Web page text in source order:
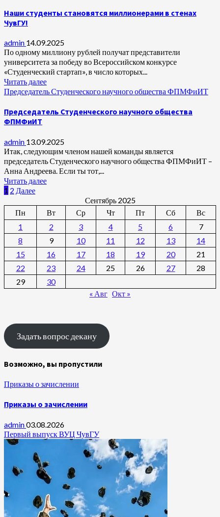
Наши студенты становятся миллионерами в стенах
ЧувГУ!
admin 14.09.2025
По одному миллиону рублей получат представители
университета за победу во Всероссийском конкурсе
«Студенческий стартап», в число которых...
Читать далее
Председатель Студенческого научного общества ФПМФиИТ
Председатель Студенческого научного общества
ФПМФиИТ
admin 13.09.2025
Итак, следующим членом нашей команды является
председатель Студенческого научного общества ФПМФиИТ –
Анна Андреева. Если ты тот,...
Читать далее
Пагинация
записей
1 2 Далее
Сентябрь 2025
Пн
Вт Ср Чт Пт Сб
Вс
1
2 3 4 5 6
7
8
9 10 11 12 13
14
15
16 17 18 19 20
21
22
23 24 25 26 27
28
29
30
« Авг Окт »
Задать вопрос декану
Возможно, вы пропустили
Приказы о зачислении
Приказы о зачислении
admin03.08.2026
Первый выпуск ВУЦ ЧувГУ